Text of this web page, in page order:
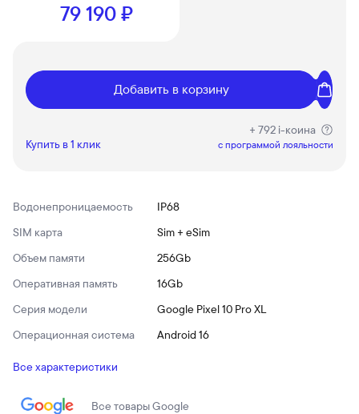
79 190 ₽
Добавить в корзину
Купить в 1 клик
+ 792 i-коина
c программой лояльности
Водонепроницаемость
IP68
SIM карта
Sim + eSim
Объем памяти
256Gb
Оперативная память
16Gb
Серия модели
Google Pixel 10 Pro XL
Операционная система
Android 16
Все характеристики
Все товарыGoogle